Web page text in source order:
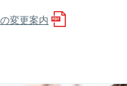
変更案内